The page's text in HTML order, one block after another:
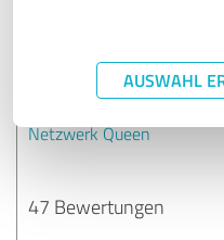
AUSWAHL
Anbietern
Netzwerk Queen
47 Bewertungen